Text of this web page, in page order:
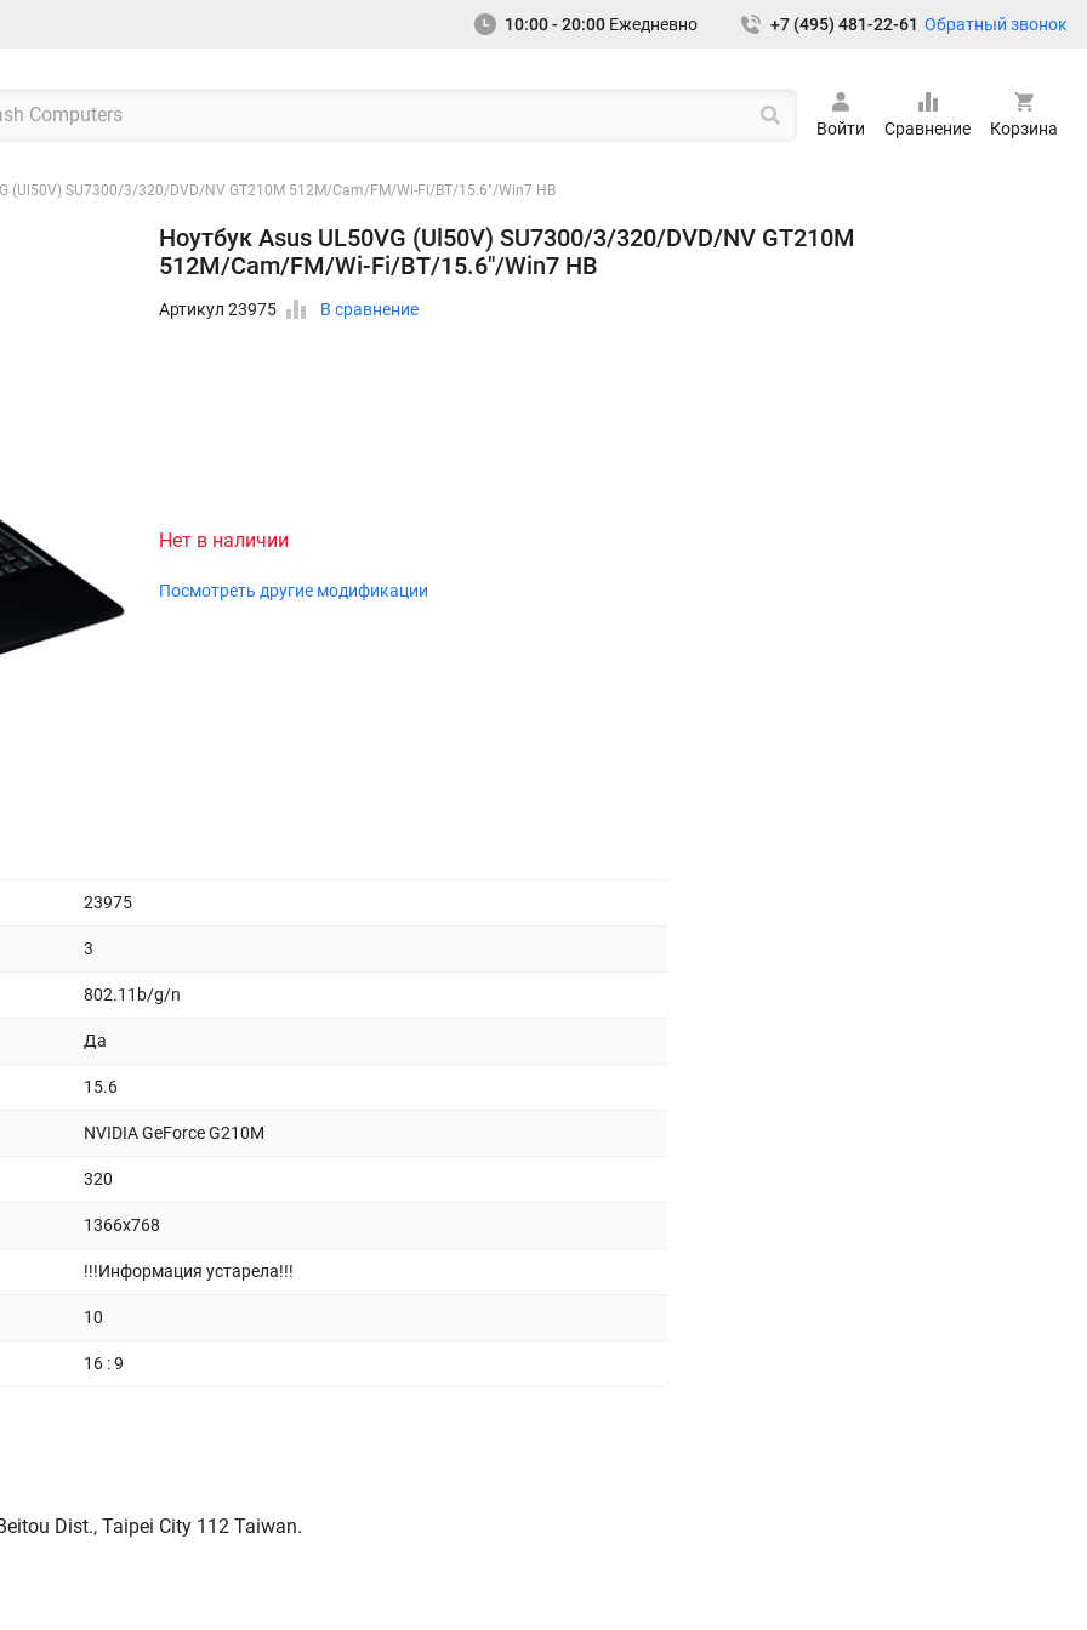
10:00 - 20:00 Ежедневно +7 (495) 481-22-61 Обратный звонок
Войти Сравнение Корзина
(Ul50V) SU7300/3/320/DVD/NV GT210M 512M/Cam/FM/Wi-Fi/BT/15.6"/Win7 HB
Ноутбук Asus UL50VG (Ul50V) SU7300/3/320/DVD/NV GT210M
512M/Cam/FM/Wi-Fi/BT/15.6"/Win7 HB
Артикул 23975 В сравнение
Нет в наличии
Посмотреть другие модификации
23975
3
802.11b/g/n
Да
15.6
NVIDIA GeForce G210M
320
1366x768
!!!Информация устарела!!!
10
16 : 9
Dist., Taipei City 112 Taiwan.